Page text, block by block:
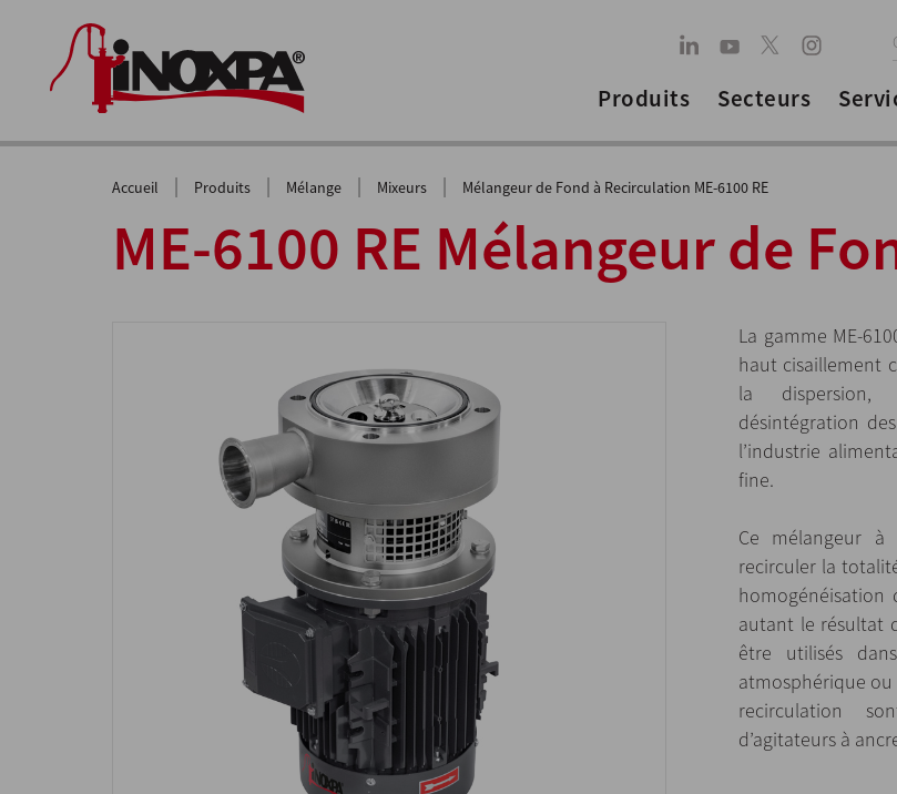
Produits Secteurs
Accueil | Produits | Mélange | Mixeurs | Mélangeur de Fond à Recirculation ME-6100 RE
ME-6100 RE Mélangeur de
La gamme ME-
haut cisaillement
la dispersion,
désintégration
l’industrie
fine.
Ce mélangeur
recirculer la
autant le résultat
être utilisés
atmosphérique ou
recirculation
d’agitateurs à